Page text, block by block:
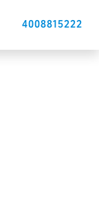
4008815222